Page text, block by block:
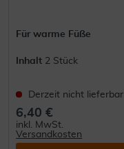
Für warme Füße
Inhalt 2 Stück
Derzeit nicht lieferbar
6,40 €
inkl. MwSt.
Versandkosten